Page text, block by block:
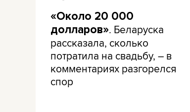
«Около 20 000
долларов». Беларуска
рассказала, сколько
потратила на свадьбу, – в
комментариях разгорелся
спор